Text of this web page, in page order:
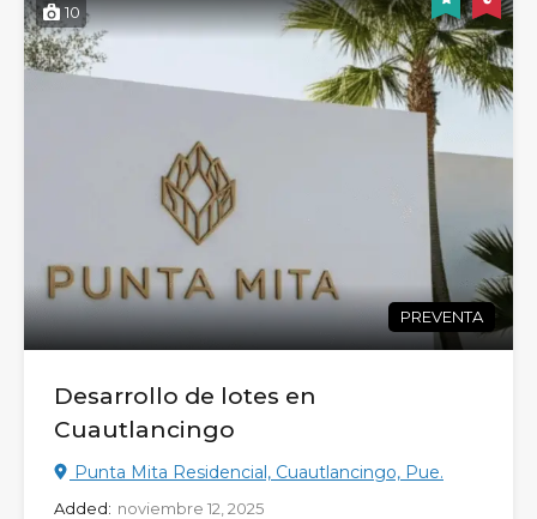
10
PREVENTA
Desarrollo de lotes en
Cuautlancingo
Punta Mita Residencial, Cuautlancingo, Pue.
Added: noviembre 12, 2025